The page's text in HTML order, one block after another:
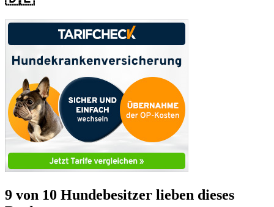
9 von 10 Hundebesitzer lieben dieses